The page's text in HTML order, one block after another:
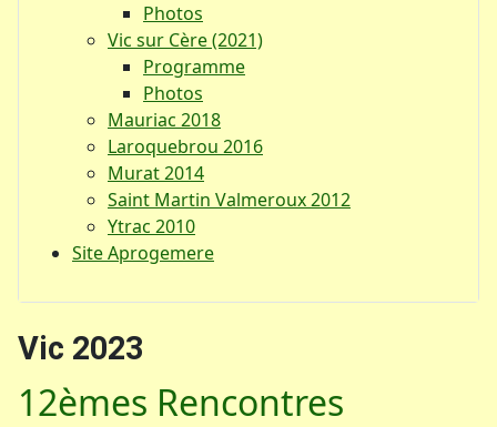
Photos
Vic sur Cère (2021)
Programme
Photos
Mauriac 2018
Laroquebrou 2016
Murat 2014
Saint Martin Valmeroux 2012
Ytrac 2010
Site Aprogemere
Vic 2023
12èmes Rencontres